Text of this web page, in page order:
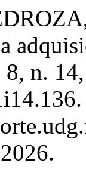
8, n.